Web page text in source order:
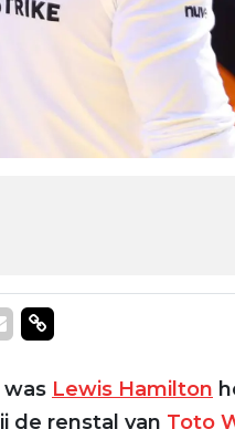
Facebook
op Twitter
Delen via Mail
Delen via link
was Lewis Hamilton
de renstal van Toto